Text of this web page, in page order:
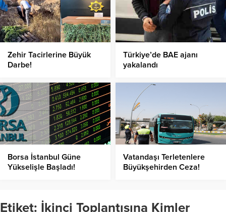
Zehir Tacirlerine Büyük
Darbe!
Türkiye’de BAE ajanı
yakalandı
Borsa İstanbul Güne
Yükselişle Başladı!
Vatandaşı Terletenlere
Büyükşehirden Ceza!
Etiket: İkinci Toplantısına Kimler